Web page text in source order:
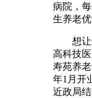
病院，
生养老优
想让长
高科技
寿苑养
年1月开
近政局